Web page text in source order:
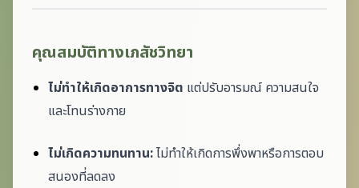
คุณสมบัติทางเภสัชวิทยา
ไม่ทำให้เกิดอาการทางจิต แต่ปรับอารมณ์ ความสนใจ
และโทนร่างกาย
ไม่เกิดความทนทาน:ไม่ทำให้เกิดการพึ่งพาหรือการตอบ
สนองที่ลดลง